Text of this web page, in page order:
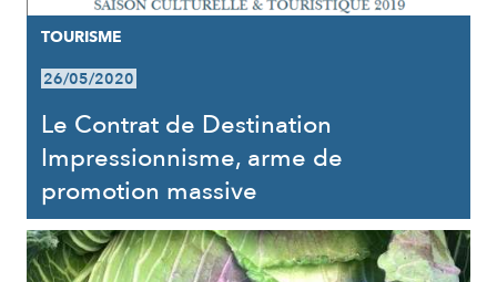
TOURISME
26/05/2020
Le Contrat de Destination
Impressionnisme, arme de
promotion massive